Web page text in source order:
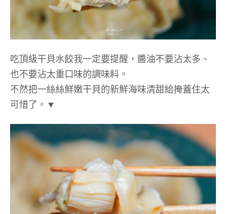
吃頂級干貝水餃我一定要提醒，醬油不要沾太多、
也不要沾太重口味的調味料。
不然把一絲絲鮮嫩干貝的新鮮海味清甜給掩蓋住太
可惜了。▼